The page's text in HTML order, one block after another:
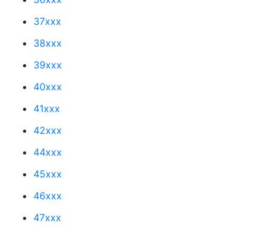
37xxx
38xxx
39xxx
40xxx
41xxx
42xxx
44xxx
45xxx
46xxx
47xxx